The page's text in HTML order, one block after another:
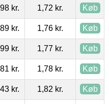
kr. 1,72 kr. Køb
kr. 1,76 kr. Køb
kr. 1,77 kr. Køb
kr. 1,78 kr. Køb
kr. 1,82 kr. Køb